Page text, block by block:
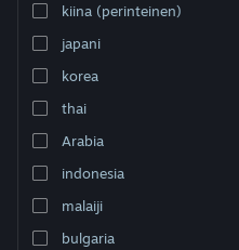
Vaihda kieli
Hanki Steam-mobiilisovellus
Näytä työpöytäsivusto
kiina (perinteinen)
japani
korea
thai
Arabia
indonesia
malaiji
bulgaria
0 tulosta vastaa hakuasi. 2 peliä on
pois.